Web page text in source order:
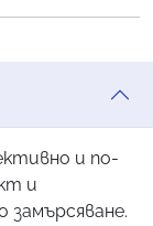
и по-
и
замърсяване.